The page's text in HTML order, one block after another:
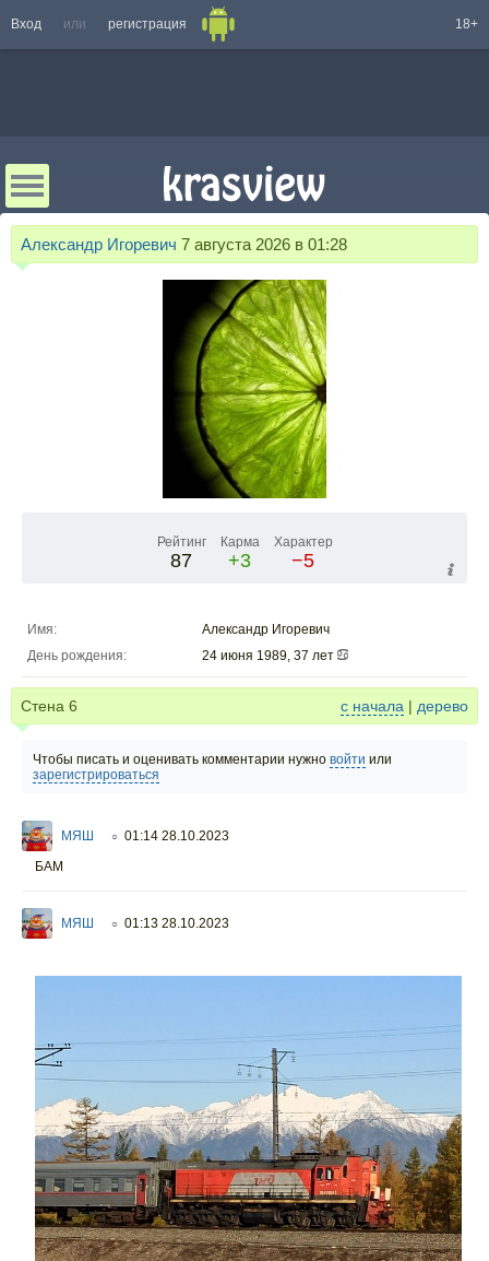
Вход или регистрация 18+
Александр Игоревич 7 августа 2026 в 01:28
Рейтинг
87
Карма
+3
Характер
−5
Имя:
Александр Игоревич
День рождения:
24 июня 1989, 37 лет
Стена 6 с начала | дерево
Чтобы писать и оценивать комментарии нужно войти или
зарегистрироваться
МЯШ ○ 01:14 28.10.2023
БАМ
МЯШ ○ 01:13 28.10.2023